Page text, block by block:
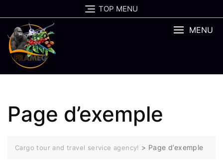
to
content
TOP MENU
MENU
Page d’exemple
Cargo tour and travel service agency! > Page d’exemple